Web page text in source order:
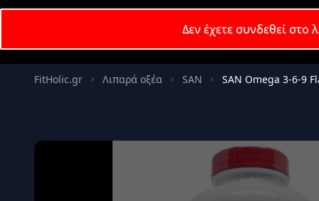
Καύση
Κρεατίνη
Δεν έχετε συνδεθεί στο
FitHolic.gr Λιπαρά οξέα SAN SAN Omega 3-6-9
Email